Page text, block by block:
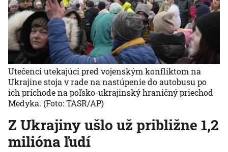
Z Ukrajiny ušlo už približne 1,2
milióna ľudí
Utečenci utekajúci pred vojenským konfliktom na
Ukrajine stoja v rade na nastúpenie do autobusu po
ich príchode na poľsko-ukrajinský hraničný priechod
Medyka. (Foto: TASR/AP)